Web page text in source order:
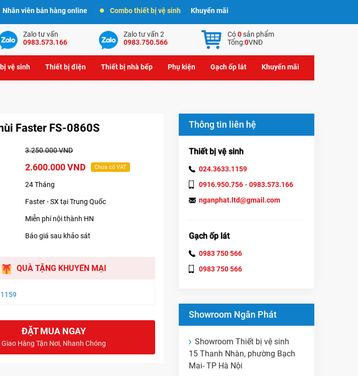
Nhân viên bán hàng online Combo thiết bị vệ sinh Khuyến mãi
Zalo tư vấn
0983.573.166
Zalo tư vấn 2
0983.750.566
Có0sản phẩm
Tổng:0VNĐ
vệ sinh Thiết bị điện Thiết bị nhà bếp Phụ kiện Gạch ốp lát Khuyến mãi
Faster FS-0860S
3.250.000 VND
2.600.000 VND Chưa có VAT
24 Tháng
Faster - SX tại Trung Quốc
Miễn phí nội thành HN
Báo giá sau khảo sát
QUÀ TẶNG KHUYẾN MẠI
ĐẶT MUA NGAY
Giao Hàng Tận Nơi, Nhanh Chóng
Thông tin liên hệ
Thiết bị vệ sinh
024.3633.1159
0916.950.756 - 0983.573.166
nganphat.ltd@gmail.com
Gạch ốp lát
0983 750 566
0983 750 566
Showroom Ngân Phát
Showroom Thiết bị vệ sinh
15 Thanh Nhàn, phường Bạch
Mai- TP Hà Nội